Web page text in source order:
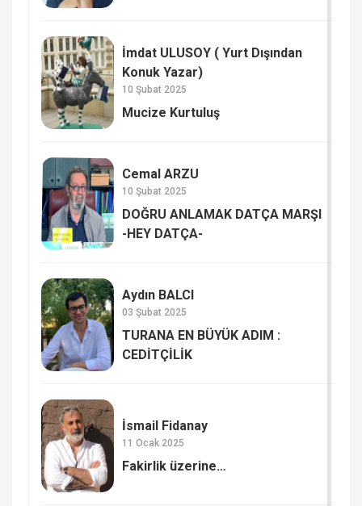
İmdat ULUSOY ( Yurt Dışından
Konuk Yazar)
10 Şubat 2025
Mucize Kurtuluş
Cemal ARZU
10 Şubat 2025
DOĞRU ANLAMAK DATÇA MARŞI
-HEY DATÇA-
Aydın BALCI
03 Şubat 2025
TURANA EN BÜYÜK ADIM :
CEDİTÇİLİK
İsmail Fidanay
11 Ocak 2025
Fakirlik üzerine…